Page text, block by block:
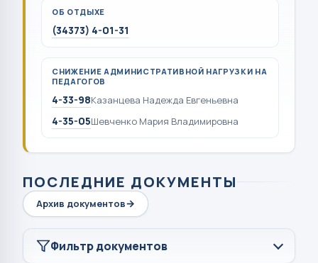
ОБ ОТДЫХЕ
(34373) 4-01-31
СНИЖЕНИЕ АДМИНИСТРАТИВНОЙ НАГРУЗКИ НА
ПЕДАГОГОВ
4-33-98Казанцева Надежда Евгеньевна
4-35-05Шевченко Мария Владимировна
ПОСЛЕДНИЕ ДОКУМЕНТЫ
Архив документов
Фильтр документов